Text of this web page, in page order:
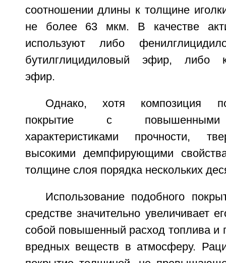
соотношении длины к толщине
не более 63 мкм. В качестве
используют либо
бутилглицидиловый эфир, либо
эфир.
Однако, хотя композиция
покрытие с повышенными
характеристиками прочности,
высокими демпфирующими
толщине слоя порядка нескольких
Использование подобного
средстве значительно увеличивает
собой повышенный расход топлива
вредных веществ в атмосферу.